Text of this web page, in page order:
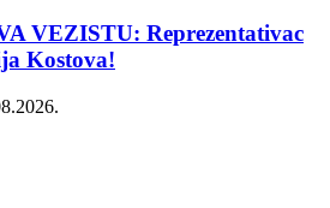
VEZISTU: Reprezentativac
Kostova!